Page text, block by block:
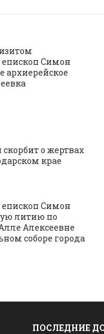
Симон
архиерейское
о жертвах
крае
Симон
литию по
Алексеевне
соборе города
ПОСЛЕДНИЕ